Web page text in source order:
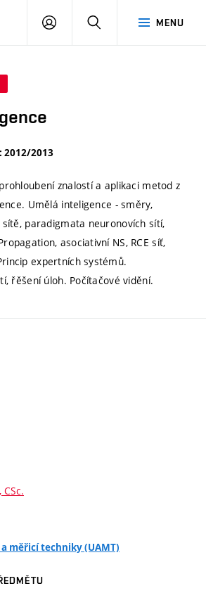
MENU
PŘIHLÁSIT
2012/2013
znalostí a aplikaci metod z
Umělá inteligence - směry,
paradigmata neuronovích sítí,
asociativní NS, RCE síť,
expertních systémů.
řěšení úloh. Počítačové vidění.
CSc.
měřicí techniky (UAMT)